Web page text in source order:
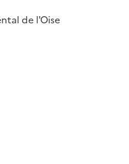
de l'Oise